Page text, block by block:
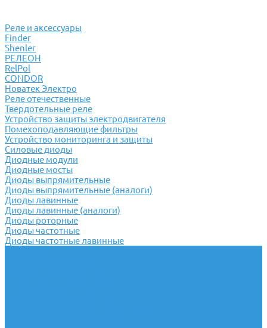
Реле и аксессуары
Finder
Shenler
РЕЛЕОН
RelPol
CONDOR
Новатек Электро
Реле отечественные
Твердотельные реле
Устройство защиты электродвигателя
Помехоподавляющие фильтры
Устройство мониторинга и защиты
Силовые диоды
Диодные модули
Диодные мосты
Диоды выпрямительные
Диоды выпрямительные (аналоги)
Диоды лавинные
Диоды лавинные (аналоги)
Диоды роторные
Диоды частотные
Диоды частотные лавинные